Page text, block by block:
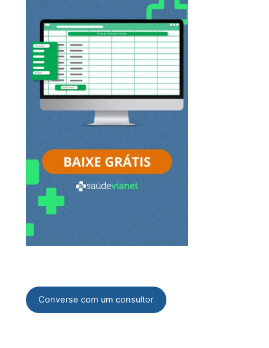
Converse com um consultor